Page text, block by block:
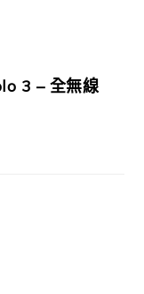
3 – 全無線